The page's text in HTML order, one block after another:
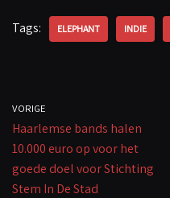
o sA
Tags: ELEPHANT INDIE
VORIGE
Haarlemse bands halen
10.000 euro op voor het
goede doel voor Stichting
Stem In De Stad